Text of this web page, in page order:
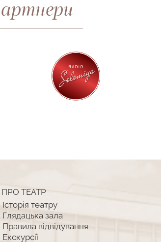
ПРО ТЕАТР
Історія театру
Глядацька зала
Правила відвідування
Екскурсії